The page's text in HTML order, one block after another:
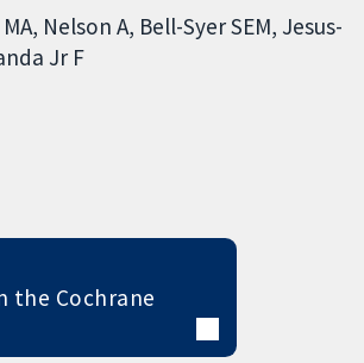
Nelson A Bell-Syer SEM Jesus-
Jr F
the Cochrane